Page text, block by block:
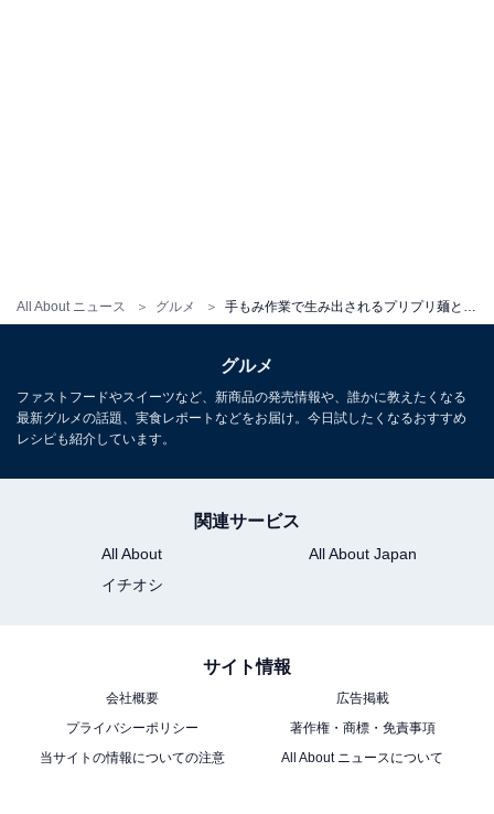
All About ニュース グルメ 手もみ作業で生み出されるプリプリ麺と煮干の香りが漂うスープ！ 「春木屋」三羽ガラスがラー博に復活
グルメ
ファストフードやスイーツなど、新商品の発売情報や、誰かに教えたくなる
最新グルメの話題、実食レポートなどをお届け。今日試したくなるおすすめ
レシピも紹介しています。
関連サービス
All About
All About Japan
イチオシ
サイト情報
会社概要
広告掲載
プライバシーポリシー
著作権・商標・免責事項
当サイトの情報についての注意
All About ニュースについて